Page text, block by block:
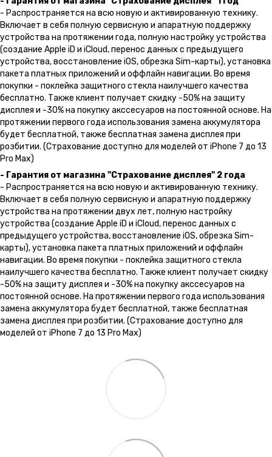
- Распространяется на всю новую и активированную технику.
Включает в себя полную сервисную и апаратную поддержку
устройства на протяжении года, полную настройку устройства
(создание Apple iD и iCloud, перенос данных с предыдущего
устройства, восстановление iOS, обрезка Sim-карты), установка
пакета платных приложений и оффлайн навигации. Во время
покупки - поклейка защитного стекла наилучшего качества
бесплатно. Также клиент получает скидку -50% на защиту
дисплея и -30% на покупку акссесуаров на постоянной основе. На
протяжении первого года использования замена аккумулятора
будет бесплатной, также бесплатная замена дисплея при
розбитии. (Страхование доступно для моделей от iPhone 7 до 13
Pro Max)
- Гарантия от магазина "Страхование дисплея" 2 года
- Распространяется на всю новую и активированную технику.
Включает в себя полную сервисную и апаратную поддержку
устройства на протяжении двух лет, полную настройку
устройства (создание Apple iD и iCloud, перенос данных с
предыдущего устройства, восстановление iOS, обрезка Sim-
карты), установка пакета платных приложений и оффлайн
навигации. Во время покупки - поклейка защитного стекла
наилучшего качества бесплатно. Также клиент получает скидку
-50% на защиту дисплея и -30% на покупку акссесуаров на
постоянной основе. На протяжении первого года использования
замена аккумулятора будет бесплатной, также бесплатная
замена дисплея при розбитии. (Страхование доступно для
моделей от iPhone 7 до 13 Pro Max)